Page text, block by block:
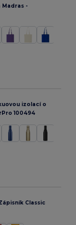
Madras -
izolací o
100494
Classic